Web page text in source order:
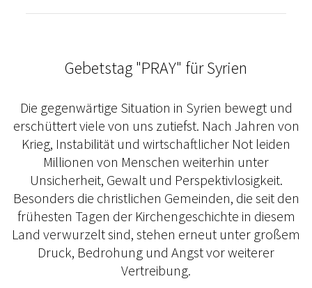
Gebetstag "PRAY" für Syrien
Die gegenwärtige Situation in Syrien bewegt und
erschüttert viele von uns zutiefst. Nach Jahren von
Krieg, Instabilität und wirtschaftlicher Not leiden
Millionen von Menschen weiterhin unter
Unsicherheit, Gewalt und Perspektivlosigkeit.
Besonders die christlichen Gemeinden, die seit den
frühesten Tagen der Kirchengeschichte in diesem
Land verwurzelt sind, stehen erneut unter großem
Druck, Bedrohung und Angst vor weiterer
Vertreibung.